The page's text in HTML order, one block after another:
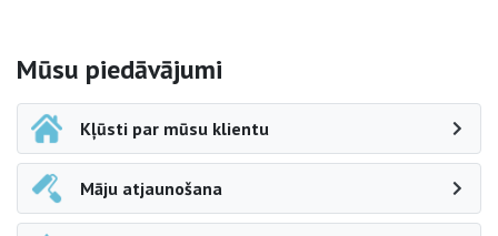
Sāna navigācija
Mūsu piedāvājumi
Kļūsti par mūsu klientu
Māju atjaunošana